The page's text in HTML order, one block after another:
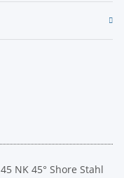
NK 45° Shore Stahl